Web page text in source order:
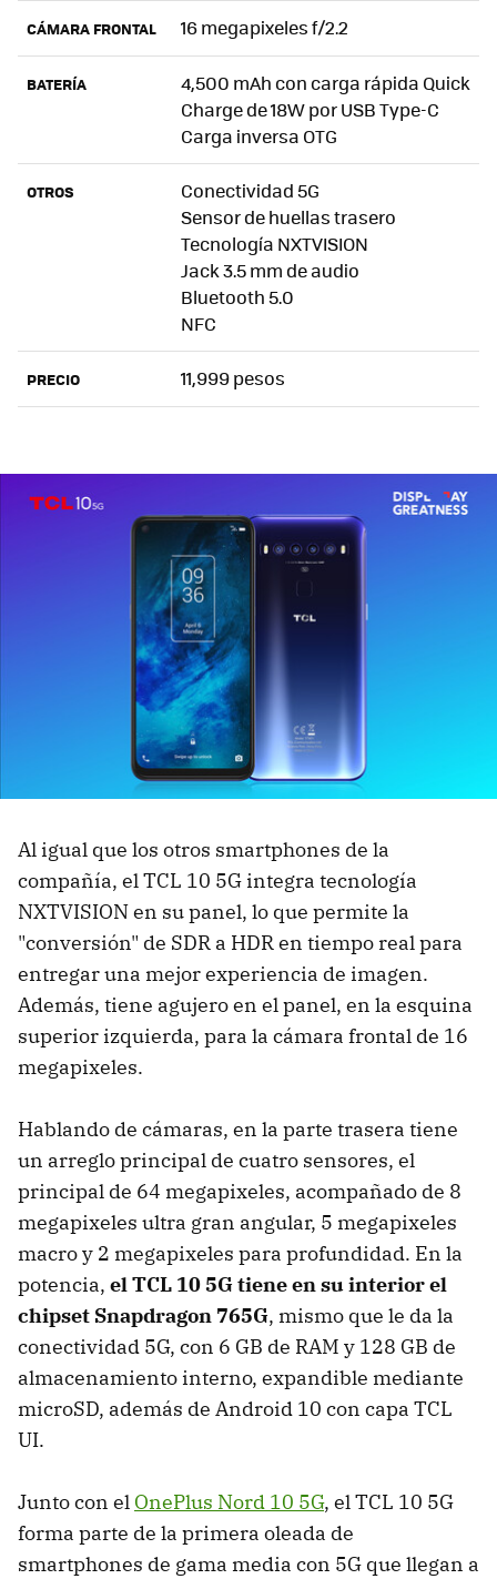
CÁMARA FRONTAL 16 megapixeles f/2.2
BATERÍA
4,500 mAh con carga rápida Quick
Charge de 18W por USB Type-C
Carga inversa OTG
OTROS
Conectividad 5G
Sensor de huellas trasero
Tecnología NXTVISION
Jack 3.5 mm de audio
Bluetooth 5.0
NFC
PRECIO 11,999 pesos
Al igual que los otros smartphones de la
compañía, el TCL 10 5G integra tecnología
NXTVISION en su panel, lo que permite la
"conversión" de SDR a HDR en tiempo real para
entregar una mejor experiencia de imagen.
Además, tiene agujero en el panel, en la esquina
superior izquierda, para la cámara frontal de 16
megapixeles.
Hablando de cámaras, en la parte trasera tiene
un arreglo principal de cuatro sensores, el
principal de 64 megapixeles, acompañado de 8
megapixeles ultra gran angular, 5 megapixeles
macro y 2 megapixeles para profundidad. En la
potencia, el TCL 10 5G tiene en su interior el
chipset Snapdragon 765G, mismo que le da la
conectividad 5G, con 6 GB de RAM y 128 GB de
almacenamiento interno, expandible mediante
microSD, además de Android 10 con capa TCL
UI.
Junto con el OnePlus Nord 10 5G, el TCL 10 5G
forma parte de la primera oleada de
smartphones de gama media con 5G que llegan a